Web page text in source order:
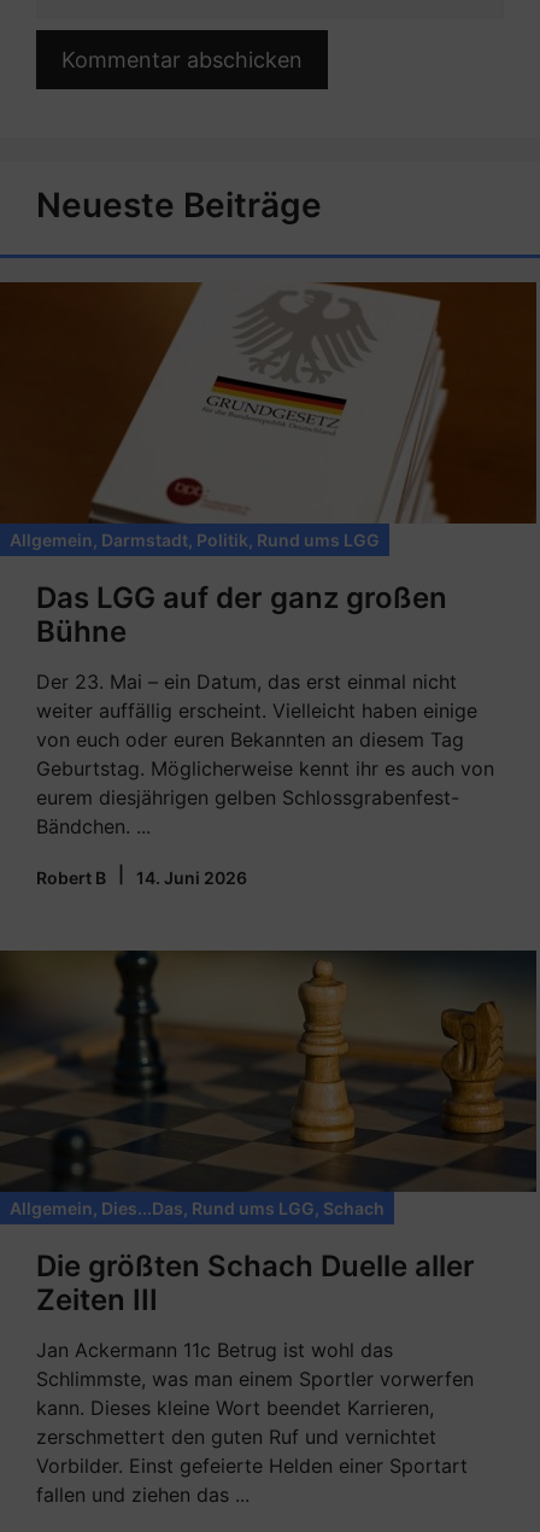
Neueste Beiträge
Allgemein Darmstadt Politik Rund ums LGG
Das LGG auf der ganz großen
Bühne
Der 23. Mai – ein Datum, das erst einmal nicht
weiter auffällig erscheint. Vielleicht haben einige
von euch oder euren Bekannten an diesem Tag
Geburtstag. Möglicherweise kennt ihr es auch von
eurem diesjährigen gelben Schlossgrabenfest-
Bändchen. ...
Robert B 14. Juni 2026
Allgemein Dies...Das Rund ums LGG Schach
Die größten Schach Duelle aller
Zeiten III
Jan Ackermann 11c Betrug ist wohl das
Schlimmste, was man einem Sportler vorwerfen
kann. Dieses kleine Wort beendet Karrieren,
zerschmettert den guten Ruf und vernichtet
Vorbilder. Einst gefeierte Helden einer Sportart
fallen und ziehen das ...